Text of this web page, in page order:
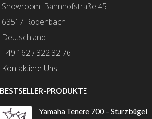
Showroom: Bahnhofstraße 45
63517 Rodenbach
Deutschland
+49 162 / 322 32 76
Kontaktiere Uns
BESTSELLER-PRODUKTE
Yamaha Tenere 700 – Sturzbügel